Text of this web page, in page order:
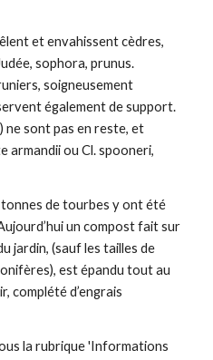
sophora, prunus.
soigneusement
également de support.
ne sont pas en reste, et
armandii ou Cl. spooneri,
un compost fait sur
jardin, (sauf les tailles de
est épandu tout au
complété d’engrais
la rubrique 'Informations